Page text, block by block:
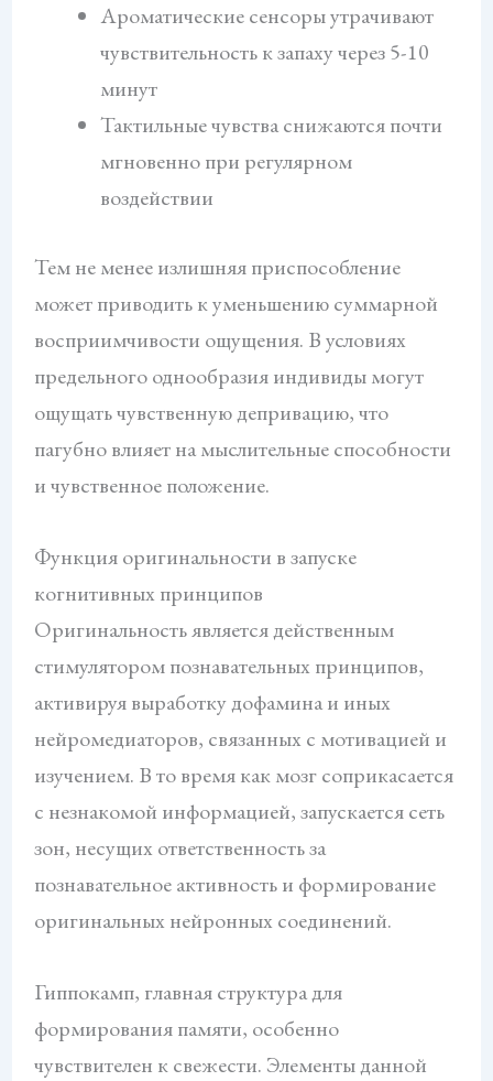
Ароматические сенсоры утрачивают
чувствительность к запаху через 5-10
минут
Тактильные чувства снижаются почти
мгновенно при регулярном
воздействии
Тем не менее излишняя приспособление
может приводить к уменьшению суммарной
восприимчивости ощущения. В условиях
предельного однообразия индивиды могут
ощущать чувственную депривацию, что
пагубно влияет на мыслительные способности
и чувственное положение.
Функция оригинальности в запуске
когнитивных принципов
Оригинальность является действенным
стимулятором познавательных принципов,
активируя выработку дофамина и иных
нейромедиаторов, связанных с мотивацией и
изучением. В то время как мозг соприкасается
с незнакомой информацией, запускается сеть
зон, несущих ответственность за
познавательное активность и формирование
оригинальных нейронных соединений.
Гиппокамп, главная структура для
формирования памяти, особенно
чувствителен к свежести. Элементы данной